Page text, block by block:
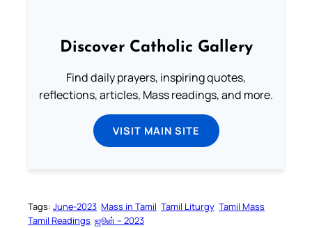
Discover Catholic Gallery
Find daily prayers, inspiring quotes,
reflections, articles, Mass readings, and more.
VISIT MAIN SITE
Tags: June-2023 Mass in Tamil Tamil Liturgy Tamil Mass
Tamil Readings ஜூன் – 2023